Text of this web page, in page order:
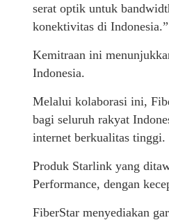
serat optik untuk
konektivitas di Indonesia.”
Kemitraan ini
Indonesia.
Melalui kolaborasi ini,
bagi seluruh rakyat
internet berkualitas tinggi.
Produk Starlink yang
Performance, dengan
FiberStar menyediakan